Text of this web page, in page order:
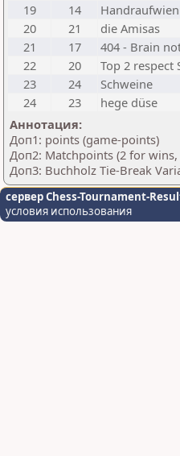
19
14
20
21
die Amisas
21
17
404 - Brain
22
20
Top 2 respect
23
24
Schweine
24
23
hege düse
Аннотация:
Доп1: points (game-points)
Доп2: Matchpoints (2 for
Доп3: Buchholz Tie-Break
сервер Chess-Tournament-
условия использования